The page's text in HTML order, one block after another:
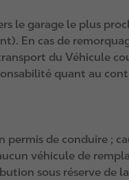
le garage le plus
En cas de
du Véhicule
quant au
permis de conduire ;
véhicule de
sous réserve de